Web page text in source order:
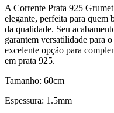
A Corrente Prata 925
elegante, perfeita para quem
da qualidade. Seu
garantem versatilidade para
excelente opção para
em prata 925.
Tamanho: 60cm
Espessura: 1.5mm